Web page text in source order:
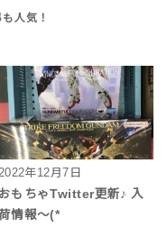
2022年12月7日
おもちゃTwitter更新♪ 入
情報〜(*